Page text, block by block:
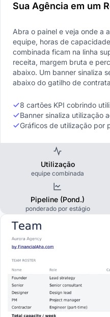
Sua Agência em um
Abra o painel e veja onde a
equipe, horas de
combinada ficam na linha
receita, margem bruta e
abaixo. Um banner sinaliza
abaixo do gatilho de
8 cartões KPI cobrindo
Banner sinaliza utilização
Gráficos de utilização por
Utilização
equipe combinada
Pipeline (Pond.)
ponderado por estágio